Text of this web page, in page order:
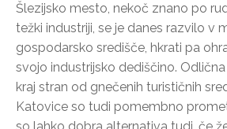
Šlezijsko mesto, nekoč znano po
težki industriji, se je danes razvilo v
gospodarsko središče, hkrati pa
svojo industrijsko dediščino.
kraj stran od gnečenih turističnih
Katovice so tudi pomembno
so lahko dobra alternativa tudi, če